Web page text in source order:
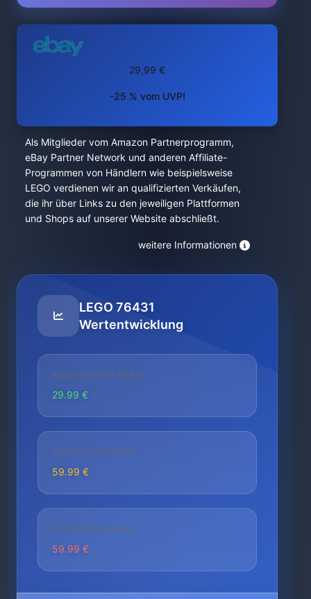
29,99 €
-25 % vom UVP!
Als Mitglieder vom Amazon Partnerprogramm,
eBay Partner Network und anderen Affiliate-
Programmen von Händlern wie beispielsweise
LEGO verdienen wir an qualifizierten Verkäufen,
die ihr über Links zu den jeweiligen Plattformen
und Shops auf unserer Website abschließt.
weitere Informationen
LEGO 76431
Wertentwicklung
NIEDRIGSTER PREIS
29.99 €
AKTUELLER PREIS
59.99 €
HÖCHSTER PREIS
59.99 €